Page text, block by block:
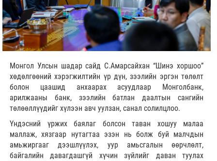
Монгол Улсын шадар сайд С.Амарсайхан “Шинэ хоршоо”
хөдөлгөөний хэрэгжилтийн үр дүн, зээлийн эргэн төлөлт
болон цаашид анхаарах асуудлаар Монголбанк,
арилжааны банк, зээлийн батлан даалтын сангийн
төлөөллүүдийг хүлээн авч уулзан, санал солилцлоо.
Үндэсний үржих баялаг болсон таван хошуу малаа
маллаж, хязгаар нутагтаа эзэн нь болж буй малчдын
амьжиргааг дээшлүүлэх, уур амьсгалын өөрчлөлт,
байгалийн давагдашгүй хүчин зүйлийг даван туулах